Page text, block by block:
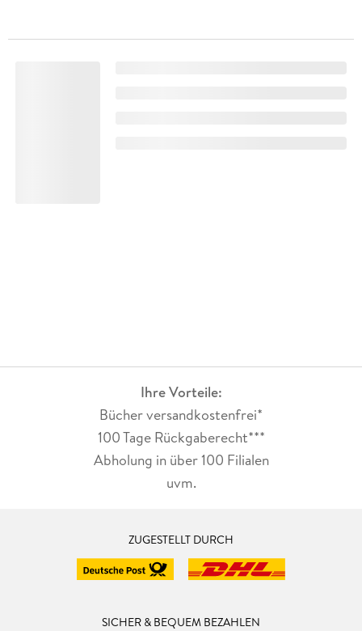
Ihre Vorteile:
Bücher versandkostenfrei*
100 Tage Rückgaberecht***
Abholung in über 100 Filialen
uvm.
ZUGESTELLT DURCH
SICHER & BEQUEM BEZAHLEN